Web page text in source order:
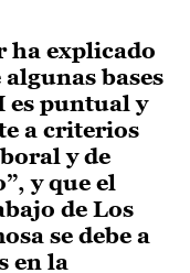
ha explicado
bases
es puntual y
a criterios
y de
y que el
de Los
se debe a
en la